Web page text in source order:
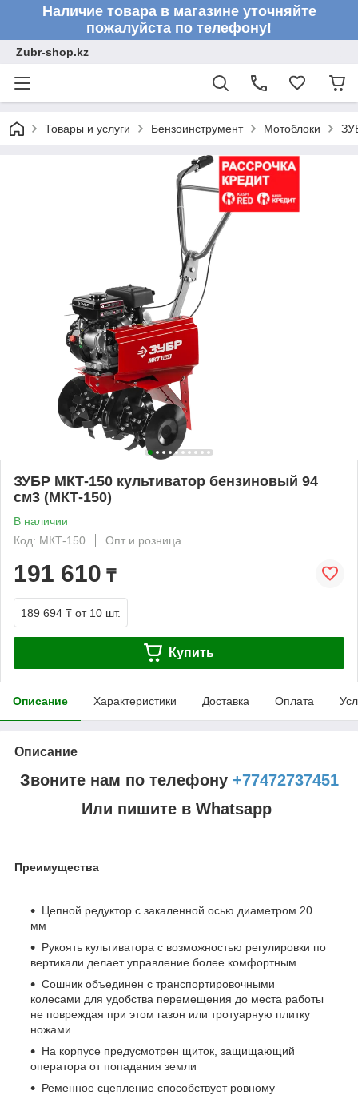
Наличие товара в магазине уточняйте
пожалуйста по телефону!
Zubr-shop.kz
Товары и услуги Бензоинструмент Мотоблоки
ЗУБР МКТ-150 культиватор бензиновый 94
см3 (МКТ-150)
В наличии
Код: МКТ-150
Опт и розница
191 610 ₸
189 694 ₸ от 10 шт.
Купить
Описание Характеристики Доставка Оплата
Описание
Звоните нам по телефону +77472737451
Или пишите в Whatsapp
Преимущества
Цепной редуктор с закаленной осью диаметром 20
мм
Рукоять культиватора с возможностью регулировки по
вертикали делает управление более комфортным
Сошник объединен с транспортировочными
колесами для удобства перемещения до места работы
не повреждая при этом газон или тротуарную плитку
ножами
На корпусе предусмотрен щиток, защищающий
оператора от попадания земли
Ременное сцепление способствует ровному